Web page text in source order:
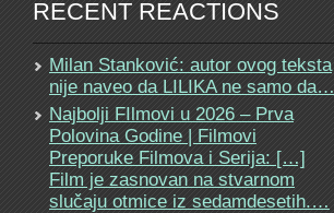
RECENT REACTIONS
Milan Stanković: autor ovog teksta
nije naveo da LILIKA ne samo da…
Najbolji FIlmovi u 2026 – Prva
Polovina Godine | Filmovi
Preporuke Filmova i Serija: […]
Film je zasnovan na stvarnom
slučaju otmice iz sedamdesetih.…